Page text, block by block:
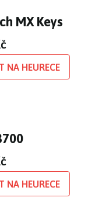
MX Keys
NA HEURECE
NA HEURECE